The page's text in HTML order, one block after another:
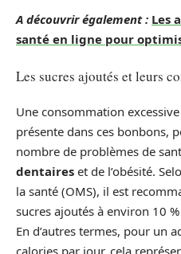
A découvrir également : Les
santé en ligne pour
Les sucres ajoutés et leurs
Une consommation
présente dans ces bonbons,
nombre de problèmes de
dentaires et de l’obésité.
la santé (OMS), il est
sucres ajoutés à environ 10
En d’autres termes, pour un
calories par jour, cela